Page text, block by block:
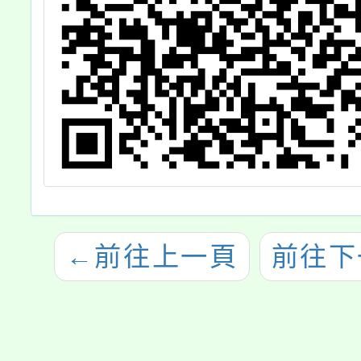
← 前往上一頁 前往